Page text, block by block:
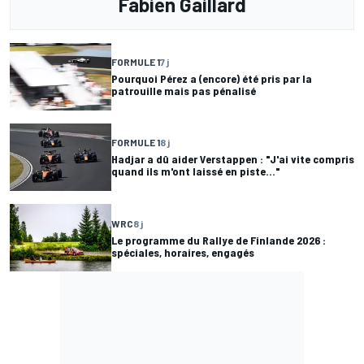
FORMULE 17 j
Pourquoi Pérez a (encore) été pris par la
patrouille mais pas pénalisé
FORMULE 18 j
Hadjar a dû aider Verstappen : "J'ai vite compris
quand ils m'ont laissé en piste..."
WRC8 j
Le programme du Rallye de Finlande 2026 :
spéciales, horaires, engagés